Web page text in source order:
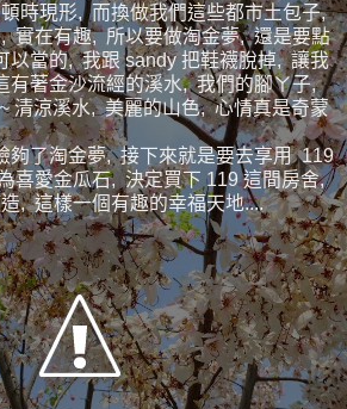
時現形, 而換做我們這些都市土包子,
實在有趣, 所以要做淘金夢, 還是要點
以當的, 我跟 sandy 把鞋襪脫掉, 讓我
有著金沙流經的溪水, 我們的腳ㄚ子,
清涼溪水, 美麗的山色, 心情真是奇蒙
夠了淘金夢, 接下來就是要去享用 119
喜愛金瓜石, 決定買下 119 這間房舍,
, 這樣一個有趣的幸福天地....